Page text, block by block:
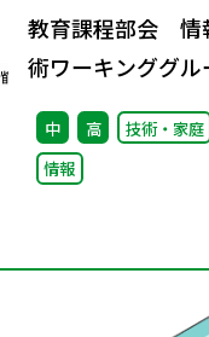
教育課程部会 情
術ワーキンググル
（第11回）配付
中 高 技術・家庭
情報